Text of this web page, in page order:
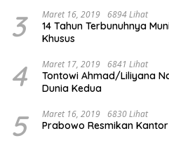
3 Maret 16, 2019 6894 Lihat
14 Tahun Terbunuhnya
Khusus
4 Maret 17, 2019 6841 Lihat
Tontowi Ahmad/Liliyana
Dunia Kedua
5 Maret 16, 2019 6830 Lihat
Prabowo Resmikan